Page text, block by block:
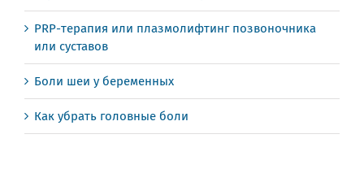
PRP-терапия или плазмолифтинг позвоночника
или суставов
Боли шеи у беременных
Как убрать головные боли